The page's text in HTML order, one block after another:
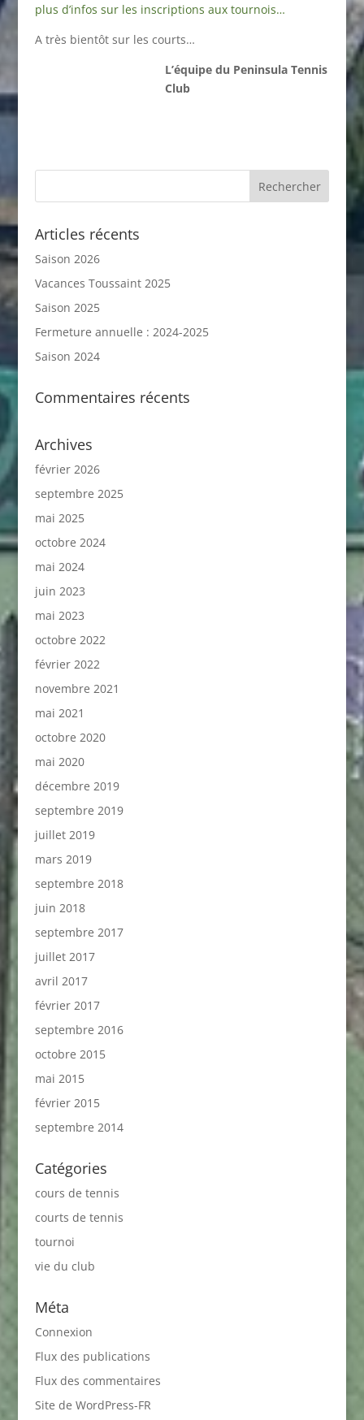
plus d’infos sur les inscriptions aux tournois…
A très bientôt sur les courts…
L’équipe du Peninsula Tennis
Club
Articles récents
Saison 2026
Vacances Toussaint 2025
Saison 2025
Fermeture annuelle : 2024-2025
Saison 2024
Commentaires récents
Archives
février 2026
septembre 2025
mai 2025
octobre 2024
mai 2024
juin 2023
mai 2023
octobre 2022
février 2022
novembre 2021
mai 2021
octobre 2020
mai 2020
décembre 2019
septembre 2019
juillet 2019
mars 2019
septembre 2018
juin 2018
septembre 2017
juillet 2017
avril 2017
février 2017
septembre 2016
octobre 2015
mai 2015
février 2015
septembre 2014
Catégories
cours de tennis
courts de tennis
tournoi
vie du club
Méta
Connexion
Flux des publications
Flux des commentaires
Site de WordPress-FR